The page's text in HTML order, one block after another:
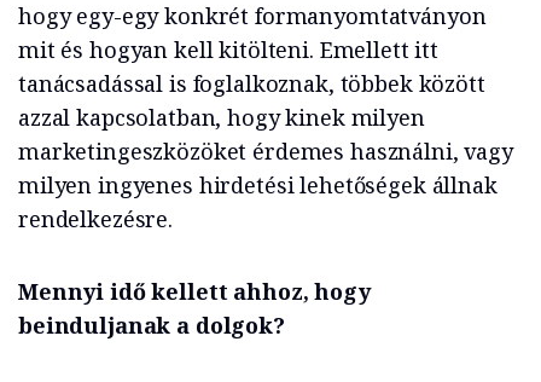
hogy egy-egy konkrét formanyomtatványon
mit és hogyan kell kitölteni. Emellett itt
tanácsadással is foglalkoznak, többek között
azzal kapcsolatban, hogy kinek milyen
marketingeszközöket érdemes használni, vagy
milyen ingyenes hirdetési lehetőségek állnak
rendelkezésre.
Mennyi idő kellett ahhoz, hogy
beinduljanak a dolgok?